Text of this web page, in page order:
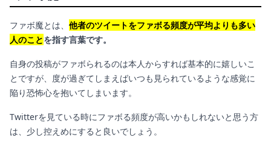
ファボ魔とは、 他者のツイートをファボる頻度が平均よりも多い
人のことを指す言葉です。
自身の投稿がファボられるのは本人からすれば基本的に嬉しいこ
とですが、度が過ぎてしまえばいつも見られているような感覚に
陥り恐怖心を抱いてしまいます。
Twitterを見ている時にファボる頻度が高いかもしれないと思う方
は、少し控えめにすると良いでしょう。